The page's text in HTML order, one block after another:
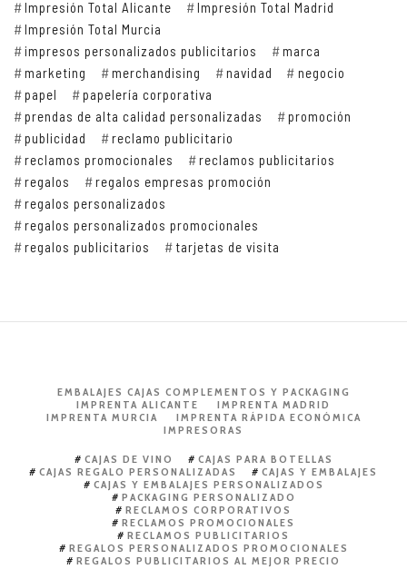
Impresión Total Alicante
Impresión Total Madrid
Impresión Total Murcia
impresos personalizados publicitarios
marca
marketing
merchandising navidad
negocio
papel
papelería corporativa
prendas de alta calidad personalizadas
promoción
publicidad
reclamo publicitario
reclamos promocionales
reclamos publicitarios
regalos
regalos empresas promoción
regalos personalizados
regalos personalizados promocionales
regalos publicitarios
tarjetas de visita
EMBALAJES CAJAS COMPLEMENTOS Y PACKAGING
IMPRENTA ALICANTE
IMPRENTA MADRID
IMPRENTA MURCIA
IMPRENTA RÁPIDA ECONÓMICA
IMPRESORAS
CAJAS DE VINO
CAJAS PARA BOTELLAS
CAJAS REGALO PERSONALIZADAS
CAJAS Y EMBALAJES
CAJAS Y EMBALAJES PERSONALIZADOS
PACKAGING PERSONALIZADO
RECLAMOS CORPORATIVOS
RECLAMOS PROMOCIONALES
RECLAMOS PUBLICITARIOS
REGALOS PERSONALIZADOS PROMOCIONALES
REGALOS PUBLICITARIOS AL MEJOR PRECIO